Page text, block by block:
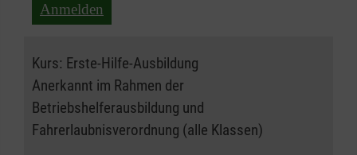
Anmelden
Kurs: Erste-Hilfe-Ausbildung
Anerkannt im Rahmen der
Betriebshelferausbildung und
Fahrerlaubnisverordnung (alle Klassen)